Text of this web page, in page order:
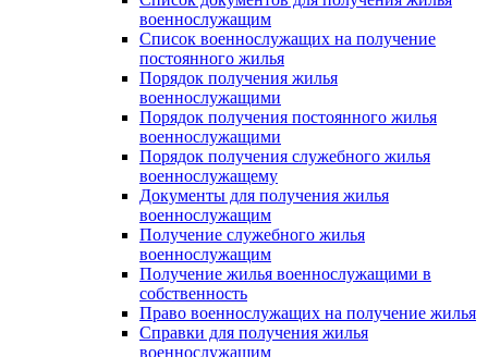
военнослужащим
Список военнослужащих на получение
постоянного жилья
Порядок получения жилья
военнослужащими
Порядок получения постоянного жилья
военнослужащими
Порядок получения служебного жилья
военнослужащему
Документы для получения жилья
военнослужащим
Получение служебного жилья
военнослужащим
Получение жилья военнослужащими в
собственность
Право военнослужащих на получение жилья
Справки для получения жилья
военнослужащим